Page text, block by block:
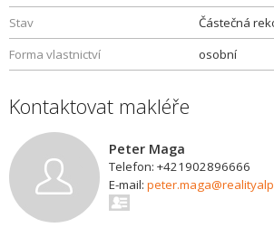
Stav
Částečná
Forma vlastnictví
osobní
Kontaktovat makléře
Peter Maga
Telefon: +421902896666
E-mail: